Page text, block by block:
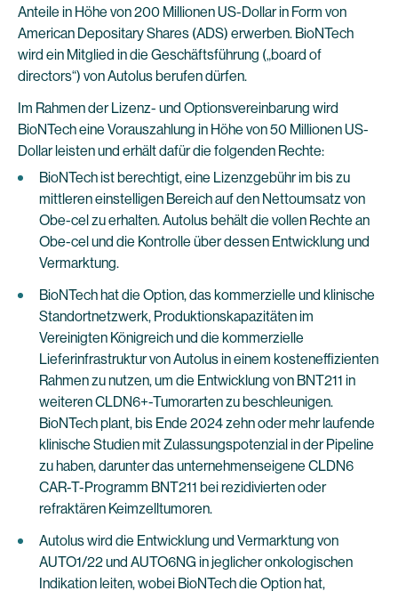
Anteile in Höhe von 200 Millionen US-Dollar in Form von
American Depositary Shares (ADS) erwerben. BioNTech
wird ein Mitglied in die Geschäftsführung („board of
directors“) von Autolus berufen dürfen.
Im Rahmen der Lizenz- und Optionsvereinbarung wird
BioNTech eine Vorauszahlung in Höhe von 50 Millionen US-
Dollar leisten und erhält dafür die folgenden Rechte:
BioNTech ist berechtigt, eine Lizenzgebühr im bis zu
mittleren einstelligen Bereich auf den Nettoumsatz von
Obe-cel zu erhalten. Autolus behält die vollen Rechte an
Obe-cel und die Kontrolle über dessen Entwicklung und
Vermarktung.
BioNTech hat die Option, das kommerzielle und klinische
Standortnetzwerk, Produktionskapazitäten im
Vereinigten Königreich und die kommerzielle
Lieferinfrastruktur von Autolus in einem kosteneffizienten
Rahmen zu nutzen, um die Entwicklung von BNT211 in
weiteren CLDN6+-Tumorarten zu beschleunigen.
BioNTech plant, bis Ende 2024 zehn oder mehr laufende
klinische Studien mit Zulassungspotenzial in der Pipeline
zu haben, darunter das unternehmenseigene CLDN6
CAR-T-Programm BNT211 bei rezidivierten oder
refraktären Keimzelltumoren.
Autolus wird die Entwicklung und Vermarktung von
AUTO1/22 und AUTO6NG in jeglicher onkologischen
Indikation leiten, wobei BioNTech die Option hat,